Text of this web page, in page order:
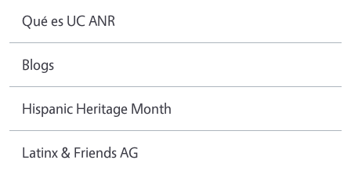
Qué es UC ANR
Blogs
Hispanic Heritage Month
Latinx & Friends AG